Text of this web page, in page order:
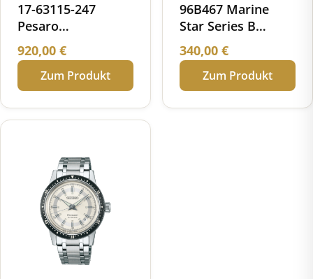
17-63115-247
Pesaro
Chronograph small
920,00 €
Zum Produkt
96B467 Marine
Star Series B
Chronograph
340,00 €
Zum Produkt